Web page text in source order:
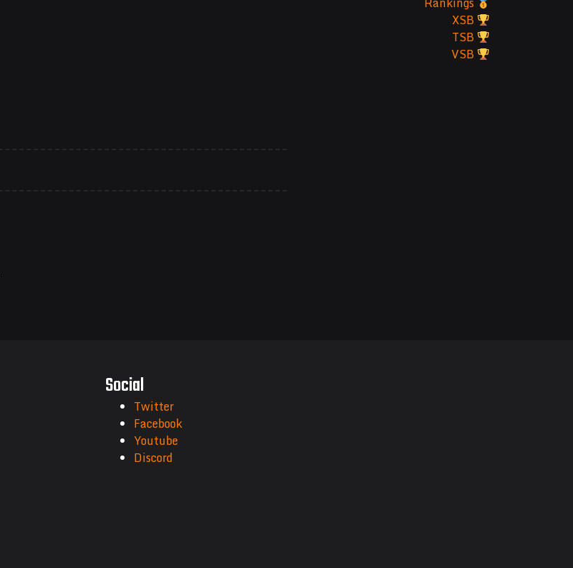
XSB
TSB
VSB
Social
Twitter
Facebook
Youtube
Discord